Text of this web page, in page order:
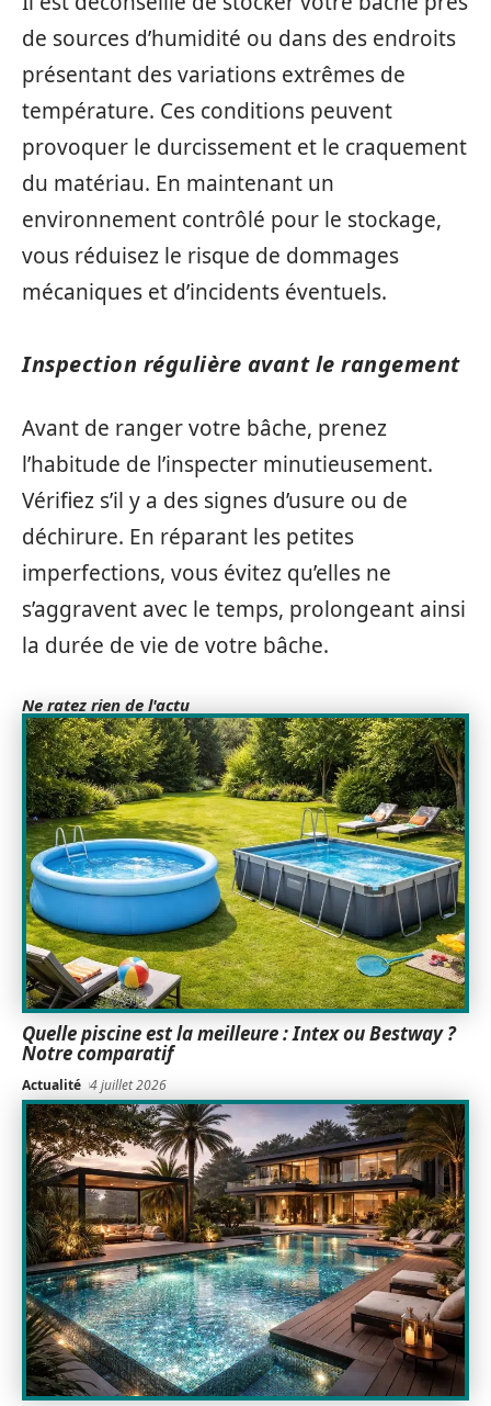
de sources d’humidité ou dans des endroits
présentant des variations extrêmes de
température. Ces conditions peuvent
provoquer le durcissement et le craquement
du matériau. En maintenant un
environnement contrôlé pour le stockage,
vous réduisez le risque de dommages
mécaniques et d’incidents éventuels.
Inspection régulière avant le rangement
Avant de ranger votre bâche, prenez
l’habitude de l’inspecter minutieusement.
Vérifiez s’il y a des signes d’usure ou de
déchirure. En réparant les petites
imperfections, vous évitez qu’elles ne
s’aggravent avec le temps, prolongeant ainsi
la durée de vie de votre bâche.
Ne ratez rien de l'actu
Quelle piscine est la meilleure : Intex ou Bestway ?
Notre comparatif
Actualité 4 juillet 2026